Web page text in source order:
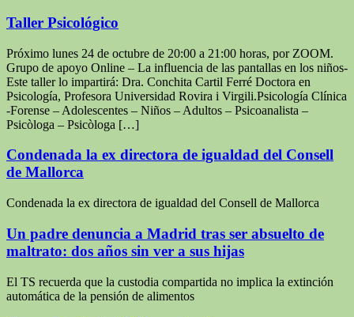
Taller Psicológico
Próximo lunes 24 de octubre de 20:00 a 21:00 horas, por ZOOM.
Grupo de apoyo Online – La influencia de las pantallas en los niños-
Este taller lo impartirá: Dra. Conchita Cartil Ferré Doctora en
Psicología, Profesora Universidad Rovira i Virgili.Psicología Clínica
-Forense – Adolescentes – Niños – Adultos – Psicoanalista –
Psicòloga – Psicòloga […]
Condenada la ex directora de igualdad del Consell
de Mallorca
Condenada la ex directora de igualdad del Consell de Mallorca
Un padre denuncia a Madrid tras ser absuelto de
maltrato: dos años sin ver a sus hijas
El TS recuerda que la custodia compartida no implica la extinción
automática de la pensión de alimentos